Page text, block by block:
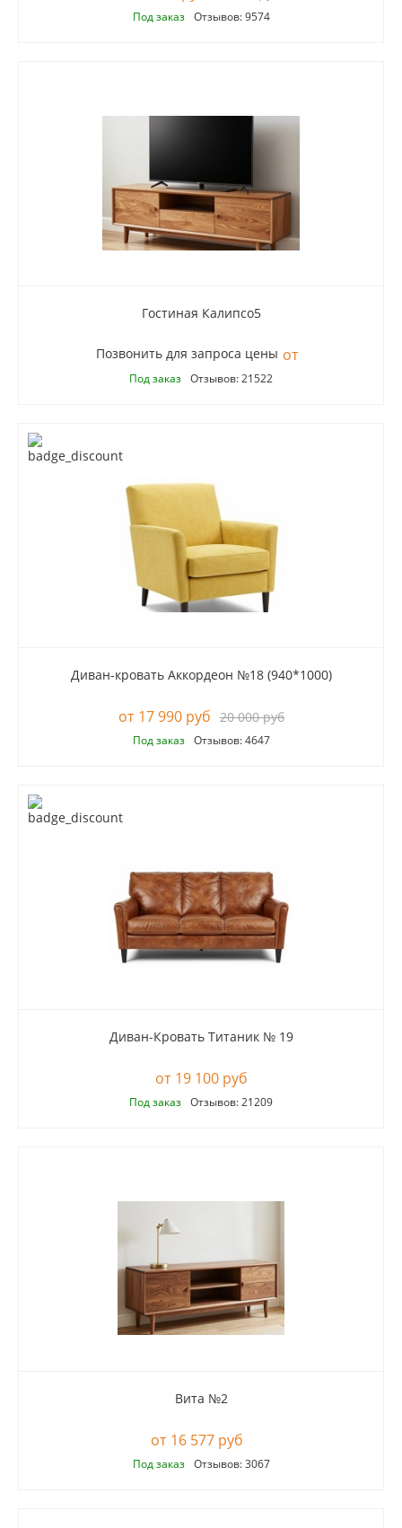
Под заказ Отзывов: 9574
Гостиная Калипсо5
Позвонить для запроса цены
Под заказ Отзывов: 21522
Диван-кровать Аккордеон №18 (940*1000)
17 990 руб 20 000 руб
Под заказ Отзывов: 4647
Диван-Кровать Титаник № 19
19 100 руб
Под заказ Отзывов: 21209
Вита №2
16 577 руб
Под заказ Отзывов: 3067